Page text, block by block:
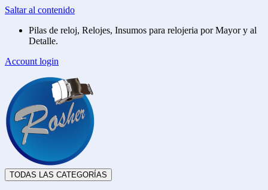
Saltar al contenido
Pilas de reloj, Relojes, Insumos para relojeria por Mayor y al
Detalle.
Account login
TODAS LAS CATEGORÍAS